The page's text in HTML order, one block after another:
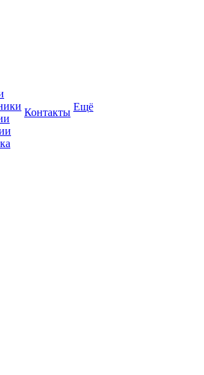
Контакты Ещё